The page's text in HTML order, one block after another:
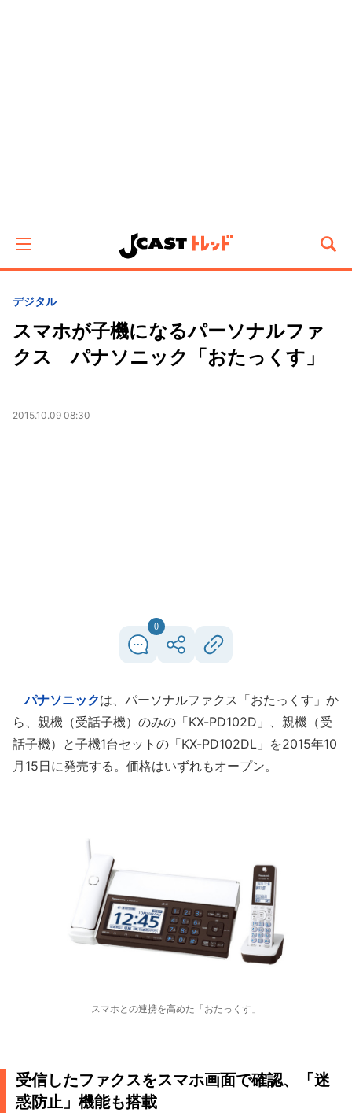
デジタル
スマホが子機になるパーソナルファ
クス パナソニック「おたっくす」
2015.10.09 08:30
0
パナソニックは、パーソナルファクス「おたっくす」か
ら、親機（受話子機）のみの「KX-PD102D」、親機（受
話子機）と子機1台セットの「KX-PD102DL」を2015年10
月15日に発売する。価格はいずれもオープン。
スマホとの連携を高めた「おたっくす」
受信したファクスをスマホ画面で確認、「迷
惑防止」機能も搭載